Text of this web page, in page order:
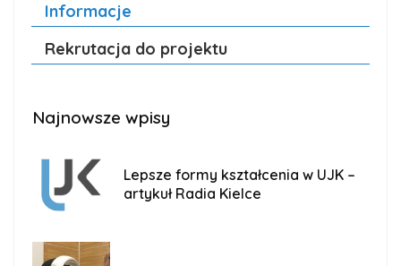
Informacje
Rekrutacja do projektu
Najnowsze wpisy
Lepsze formy kształcenia w UJK –
artykuł Radia Kielce